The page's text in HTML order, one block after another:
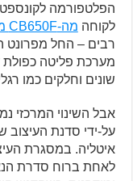
הפלטפורמה
לקוחה מה-CB650F מהדור האחרון
רבים – החל מפרונט
שונים וחלקים כמו
אבל השינוי המרכזי
על-ידי סדנת העיצוב
איטליה. במסגרת
לאחת ברוח סדרת